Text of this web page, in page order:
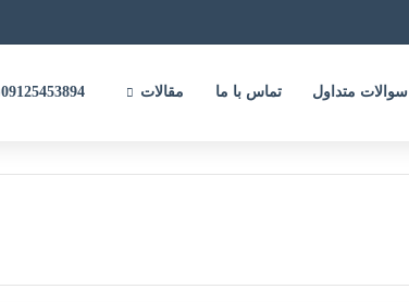
سوالات متداول تماس با ما مقالات